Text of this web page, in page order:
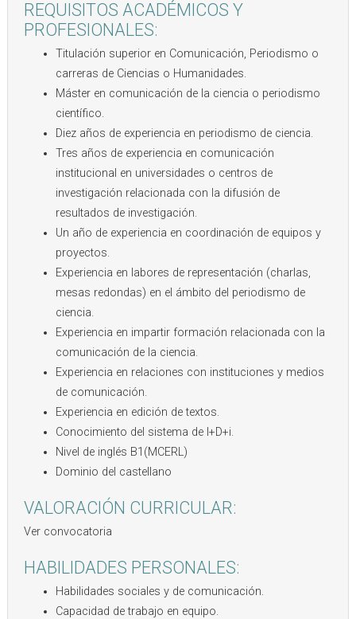
REQUISITOS ACADÉMICOS Y
PROFESIONALES:
Titulación superior en Comunicación, Periodismo o
carreras de Ciencias o Humanidades.
Máster en comunicación de la ciencia o periodismo
científico.
Diez años de experiencia en periodismo de ciencia.
Tres años de experiencia en comunicación
institucional en universidades o centros de
investigación relacionada con la difusión de
resultados de investigación.
Un año de experiencia en coordinación de equipos y
proyectos.
Experiencia en labores de representación (charlas,
mesas redondas) en el ámbito del periodismo de
ciencia.
Experiencia en impartir formación relacionada con la
comunicación de la ciencia.
Experiencia en relaciones con instituciones y medios
de comunicación.
Experiencia en edición de textos.
Conocimiento del sistema de I+D+i.
Nivel de inglés B1(MCERL)
Dominio del castellano
VALORACIÓN CURRICULAR:
Ver convocatoria
HABILIDADES PERSONALES:
Habilidades sociales y de comunicación.
Capacidad de trabajo en equipo.